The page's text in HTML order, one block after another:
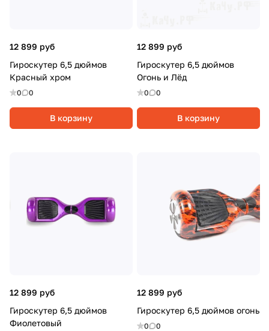
12 899 руб
Гироскутер 6,5 дюймов
Красный хром
0 0
В корзину
12 899 руб
Гироскутер 6,5 дюймов
Огонь и Лёд
0 0
В корзину
12 899 руб
Гироскутер 6,5 дюймов
Фиолетовый
12 899 руб
Гироскутер 6,5 дюймов огонь
0 0